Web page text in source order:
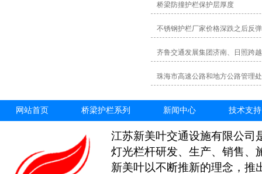
桥梁防撞护栏保护层厚度
不锈钢护栏厂家价格深跌之后反
齐鲁交通发展集团济南、日照跨
珠海市高速公路和地方公路管理
网站首页 桥梁护栏系列 新闻中心 技术支持
江苏新美叶交通设施有限公司
灯光栏杆研发、生产、销售、
新美叶以不断推新的理念，推